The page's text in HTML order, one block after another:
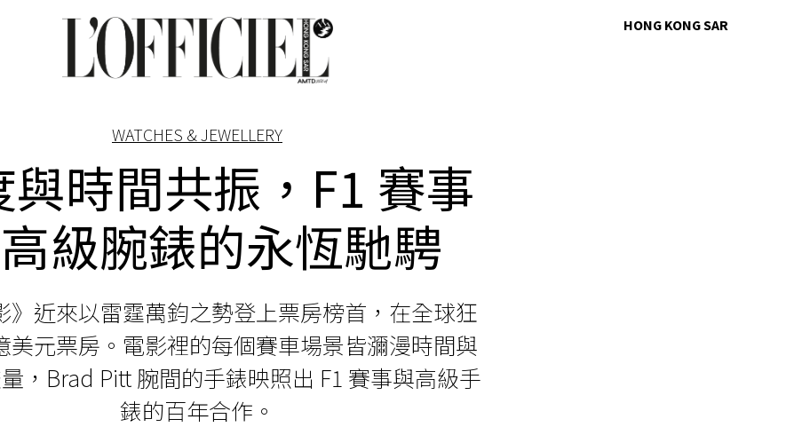
HONG KONG SAR
WATCHES & JEWELLERY
與時間共振，F1 賽事
級腕錶的永恆馳騁
》近來以雷霆萬鈞之勢登上票房榜首，在全球狂
美元票房。電影裡的每個賽車場景皆瀰漫時間與
，Brad Pitt 腕間的手錶映照出 F1 賽事與高級手
錶的百年合作。